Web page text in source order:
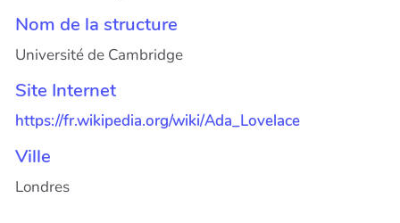
Nom de la structure
Université de Cambridge
Site Internet
https://fr.wikipedia.org/wiki/Ada_Lovelace
Ville
Londres